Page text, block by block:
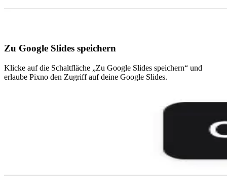
Zu Google Slides speichern
Klicke auf die Schaltfläche „Zu Google Slides speichern“ und
erlaube Pixno den Zugriff auf deine Google Slides.